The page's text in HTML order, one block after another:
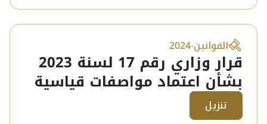
القوانين-
2024
قرار وزاري رقم 17 لسنة 2023
بشأن اعتماد مواصفات قياسية
تنزيل